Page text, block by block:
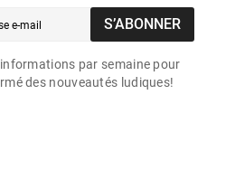
S’ABONNER
par semaine pour
des nouveautés ludiques!